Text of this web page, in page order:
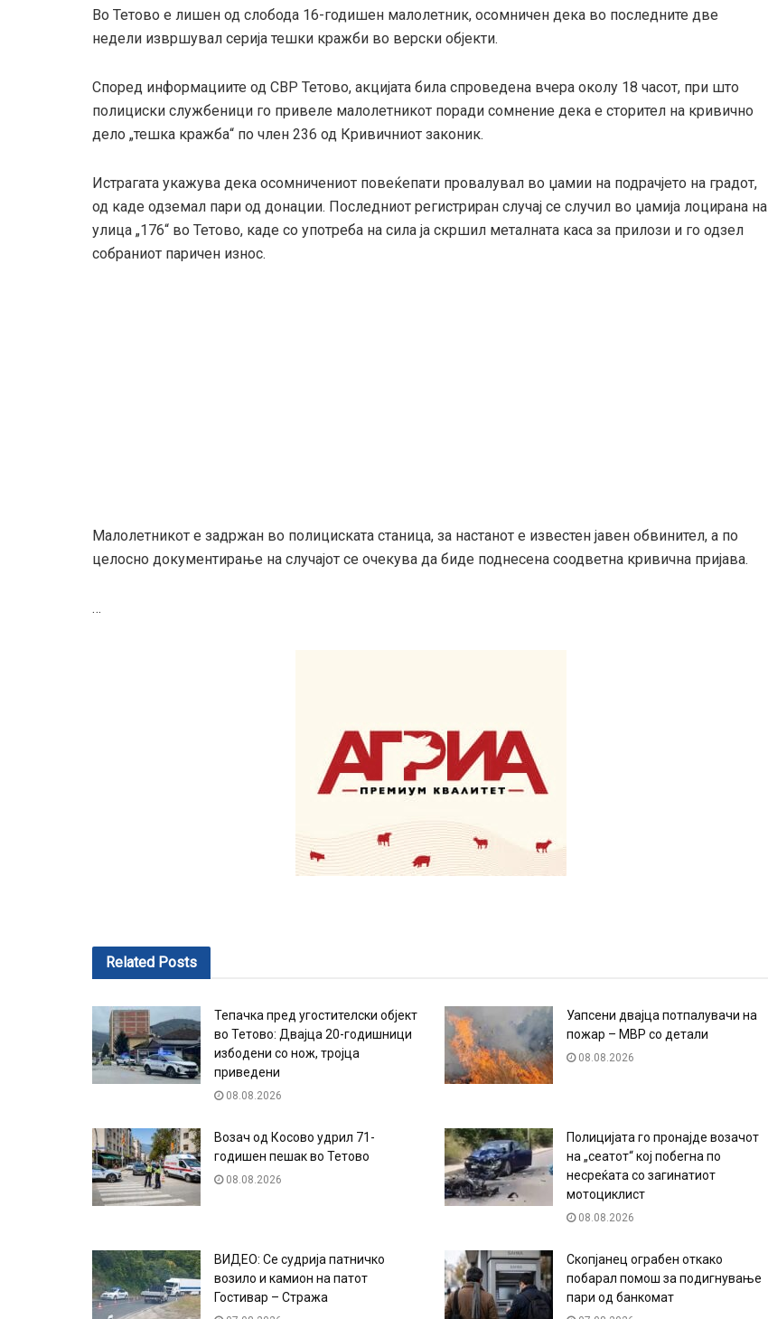
Во Тетово е лишен од слобода 16-годишен малолетник, осомничен дека во последните две
недели извршувал серија тешки кражби во верски објекти.
Според информациите од СВР Тетово, акцијата била спроведена вчера околу 18 часот, при што
полициски службеници го привеле малолетникот поради сомнение дека е сторител на кривично
дело „тешка кражба“ по член 236 од Кривичниот законик.
Истрагата укажува дека осомничениот повеќепати провалувал во џамии на подрачјето на градот,
од каде одземал пари од донации. Последниот регистриран случај се случил во џамија лоцирана на
улица „176“ во Тетово, каде со употреба на сила ја скршил металната каса за прилози и го одзел
собраниот паричен износ.
Малолетникот е задржан во полициската станица, за настанот е известен јавен обвинител, а по
целосно документирање на случајот се очекува да биде поднесена соодветна кривична пријава.
…
Related Posts
Тепачка пред угостителски објект
во Тетово: Двајца 20-годишници
избодени со нож, тројца
приведени
08.08.2026
Уапсени двајца потпалувачи на
пожар – МВР со детали
08.08.2026
Возач од Косово удрил 71-
годишен пешак во Тетово
08.08.2026
Полицијата го пронајде возачот
на „сеатот“ кој побегна по
несреќата со загинатиот
мотоциклист
08.08.2026
ВИДЕО: Се судрија патничко
возило и камион на патот
Гостивар – Стража
Скопјанец ограбен откако
побарал помош за подигнување
пари од банкомат